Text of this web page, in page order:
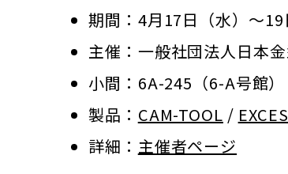
期間：4月17日（水）～
主催：一般社団法人日本
小間：6A-245（6-A号館）
製品： CAM-TOOL /
詳細： 主催者ページ